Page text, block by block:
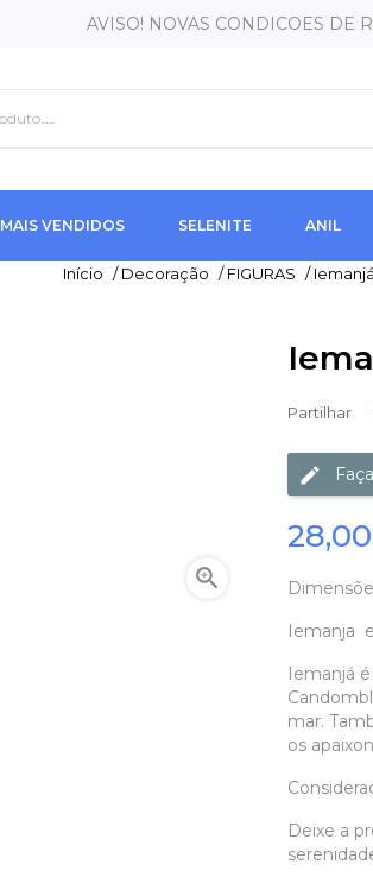
AVISO! NOVAS CONDICOES DE
MAIS VENDIDOS SELENITE ANIL
Início / Decoração / FIGURAS /

Partilhar
Iemanja
Iemanjá
mar.
os
Deixe a